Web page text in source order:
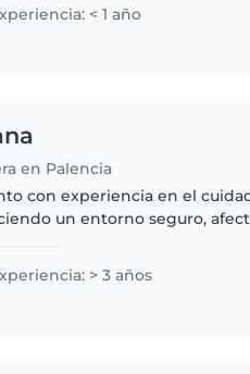
< 1 año
en Palencia
con experiencia en el
un entorno seguro,
capaz de..
> 3 años